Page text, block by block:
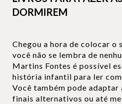
DORMIREM
Chegou a hora de colocar o
você não se lembra de
Martins Fontes é possível
história infantil para ler com
Você também pode
finais alternativos ou até